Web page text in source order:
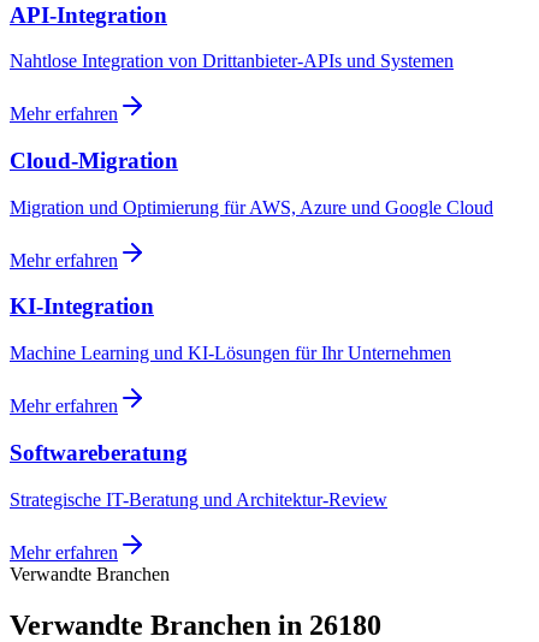
API-Integration
Nahtlose Integration von Drittanbieter-APIs und Systemen
Mehr erfahren
Cloud-Migration
Migration und Optimierung für AWS, Azure und Google Cloud
Mehr erfahren
KI-Integration
Machine Learning und KI-Lösungen für Ihr Unternehmen
Mehr erfahren
Softwareberatung
Strategische IT-Beratung und Architektur-Review
Mehr erfahren
Verwandte Branchen
Verwandte Branchen in 26180